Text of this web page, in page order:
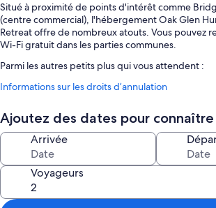
Situé à proximité de points d'intérêt comme
(centre commercial), l'hébergement Oak Glen
Retreat offre de nombreux atouts. Vous pouvez
Wi-Fi gratuit dans les parties communes.
Parmi les autres petits plus qui vous attendent :
Barbecues et hébergement non-fumeurs
Toutes les chambres bénéficient d'un
sont agrémentées de touches de confort comme
réglage de la climatisation.
Autres équipements présents dans les chambres :
Patio, cafetière/bouilloire et chauffage
Informations sur les droits d’annulation
Ajoutez des dates pour connaître
Arrivée
Voyageurs